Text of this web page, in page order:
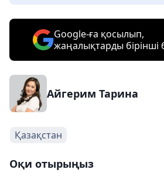
Google-ға қосылып,
жаңалықтарды
Айгерим Тарина
Қазақстан
Оқи отырыңыз